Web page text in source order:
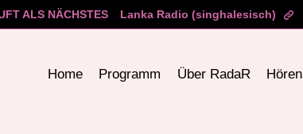
ALS NÄCHSTES Lanka Radio (singhalesisch)
Home Programm Über RadaR Hören